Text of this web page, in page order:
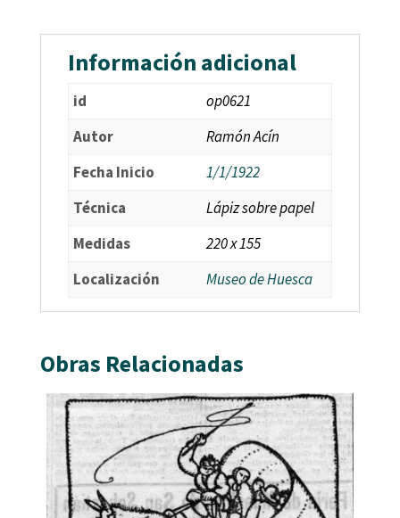
Información adicional
id
op0621
Autor
Ramón Acín
Fecha Inicio
1/1/1922
Técnica
Lápiz sobre papel
Medidas
220 x 155
Localización
Museo de Huesca
Obras Relacionadas